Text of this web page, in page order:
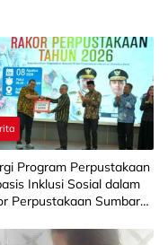
Program Perpustakaan
Inklusi Sosial dalam
Perpustakaan Sumbar